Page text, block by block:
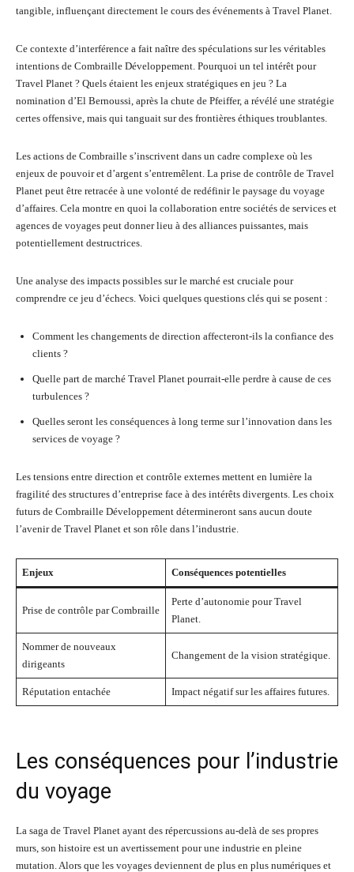
tangible, influençant directement le cours des événements à Travel Planet.
Ce contexte d’interférence a fait naître des spéculations sur les véritables
intentions de Combraille Développement. Pourquoi un tel intérêt pour
Travel Planet ? Quels étaient les enjeux stratégiques en jeu ? La
nomination d’El Bernoussi, après la chute de Pfeiffer, a révélé une stratégie
certes offensive, mais qui tanguait sur des frontières éthiques troublantes.
Les actions de Combraille s’inscrivent dans un cadre complexe où les
enjeux de pouvoir et d’argent s’entremêlent. La prise de contrôle de Travel
Planet peut être retracée à une volonté de redéfinir le paysage du voyage
d’affaires. Cela montre en quoi la collaboration entre sociétés de services et
agences de voyages peut donner lieu à des alliances puissantes, mais
potentiellement destructrices.
Une analyse des impacts possibles sur le marché est cruciale pour
comprendre ce jeu d’échecs. Voici quelques questions clés qui se posent :
Comment les changements de direction affecteront-ils la confiance des
clients ?
Quelle part de marché Travel Planet pourrait-elle perdre à cause de ces
turbulences ?
Quelles seront les conséquences à long terme sur l’innovation dans les
services de voyage ?
Les tensions entre direction et contrôle externes mettent en lumière la
fragilité des structures d’entreprise face à des intérêts divergents. Les choix
futurs de Combraille Développement détermineront sans aucun doute
l’avenir de Travel Planet et son rôle dans l’industrie.
Enjeux Conséquences potentielles
Prise de contrôle par Combraille
Perte d’autonomie pour Travel
Planet.
Nommer de nouveaux
dirigeants
Changement de la vision stratégique.
Réputation entachée Impact négatif sur les affaires futures.
Les conséquences pour l’industrie
du voyage
La saga de Travel Planet ayant des répercussions au-delà de ses propres
murs, son histoire est un avertissement pour une industrie en pleine
mutation. Alors que les voyages deviennent de plus en plus numériques et